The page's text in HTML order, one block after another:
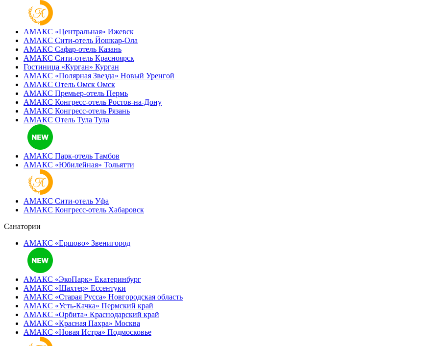
АМАКС «‎Центральная» Ижевск
АМАКС Сити-отель Йошкар-Ола
АМАКС Сафар-отель Казань
АМАКС Сити-отель Красноярск
Гостиница «‎Курган» Курган
АМАКС «Полярная Звезда» Новый Уренгой
АМАКС Отель ‎Омск Омск
АМАКС Премьер-отель Пермь
АМАКС Конгресс-отель Ростов-на-Дону
АМАКС Конгресс-отель Рязань
АМАКС Отель Тула Тула
АМАКС Парк-отель Тамбов
АМАКС «‎Юбилейная» Тольятти
АМАКС Сити-отель Уфа
АМАКС Конгресс-отель Хабаровск
Санатории
АМАКС «Ершово» Звенигород
АМАКС «ЭкоПарк» Екатеринбург
АМАКС «‎Шахтер» Ессентуки
АМАКС «‎Старая Русса» Новгородская область
АМАКС «‎Усть-Качка» Пермский край
АМАКС «‎Орбита» Краснодарский край
АМАКС «‎Красная Пахра» Москва
АМАКС «‎Новая Истра» Подмосковье